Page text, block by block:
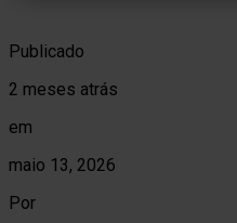
Publicado
2 meses atrás
em
maio 13, 2026
Por